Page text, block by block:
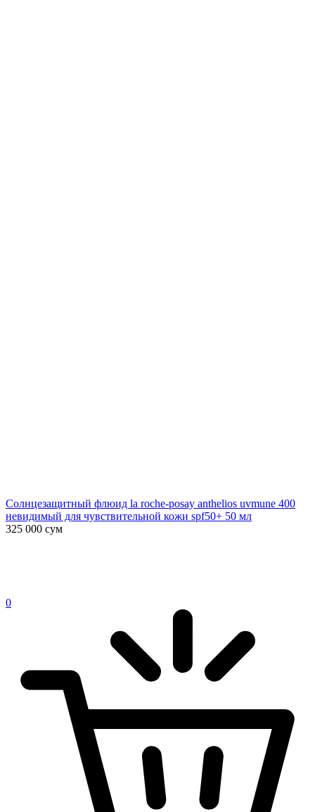
Солнцезащитный флюид la roche-posay anthelios uvmune 400
невидимый для чувствительной кожи spf50+ 50 мл
325 000 сум
0